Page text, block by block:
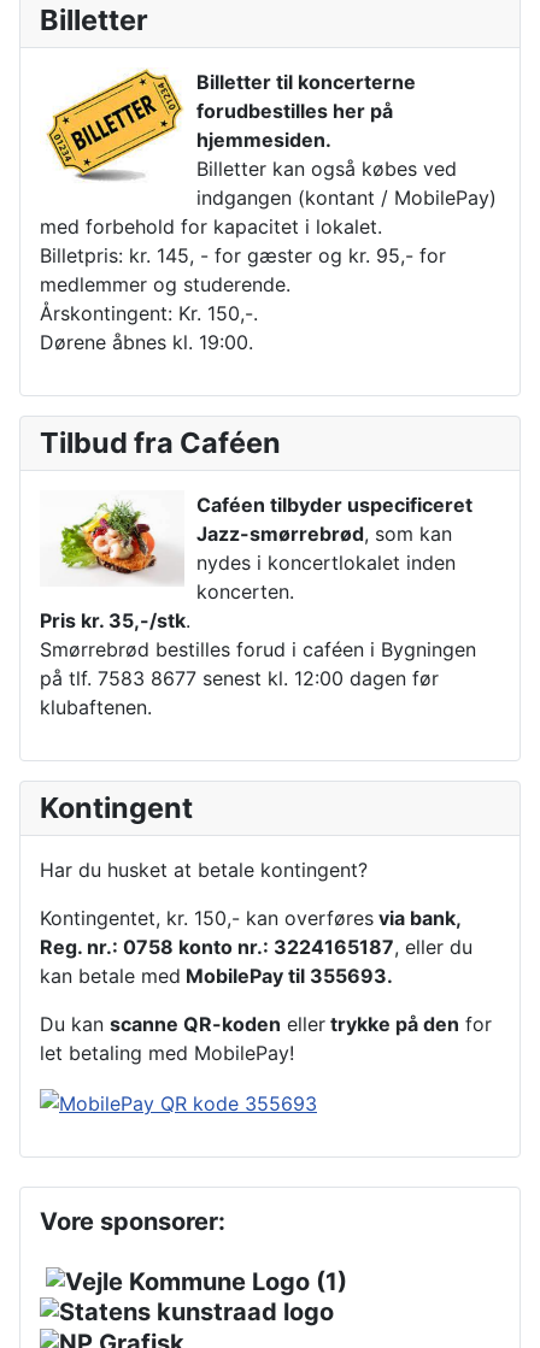
Billetter
Billetter til koncerterne
forudbestilles her på
hjemmesiden.
Billetter kan også købes ved
indgangen (kontant / MobilePay)
med forbehold for kapacitet i lokalet.
Billetpris: kr. 145, - for gæster og kr. 95,- for
medlemmer og studerende.
Årskontingent: Kr. 150,-.
Dørene åbnes kl. 19:00.
Tilbud fra Caféen
Caféen tilbyder uspecificeret
Jazz-smørrebrød, som kan
nydes i koncertlokalet inden
koncerten.
Pris kr. 35,-/stk.
Smørrebrød bestilles forud i caféen i Bygningen
på tlf. 7583 8677 senest kl. 12:00 dagen før
klubaftenen.
Kontingent
Har du husket at betale kontingent?
Kontingentet, kr. 150,- kan overføres via bank,
Reg. nr.: 0758 konto nr.: 3224165187, eller du
kan betale med MobilePay til 355693.
Du kan scanne QR-koden eller trykke på den for
let betaling med MobilePay!
Vore sponsorer: